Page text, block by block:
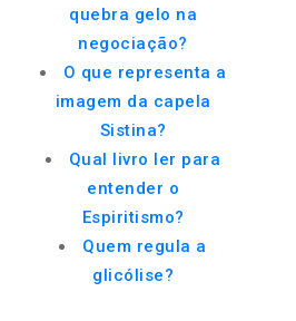
quebra gelo na
negociação?
O que representa a
imagem da capela
Sistina?
Qual livro ler para
entender o
Espiritismo?
Quem regula a
glicólise?